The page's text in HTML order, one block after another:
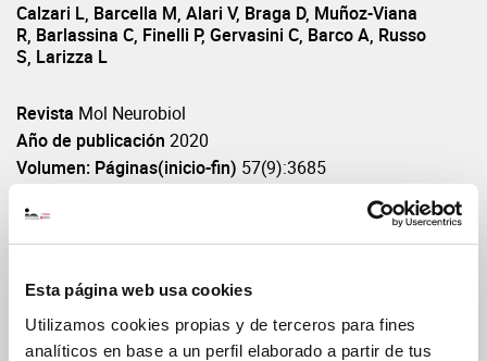
Esta página web usa cookies
Utilizamos cookies propias y de terceros para fines
analíticos en base a un perfil elaborado a partir de tus
Calzari L, Barcella M, Alari V, Braga D, Muñoz-Viana
R, Barlassina C, Finelli P, Gervasini C, Barco A, Russo
S, Larizza L
Revista Mol Neurobiol
Año de publicación 2020
Volumen: Páginas(inicio-fin) 57(9):3685
https://doi.org/10.1007/s12035-020-01983-6
Grupos de Investigación